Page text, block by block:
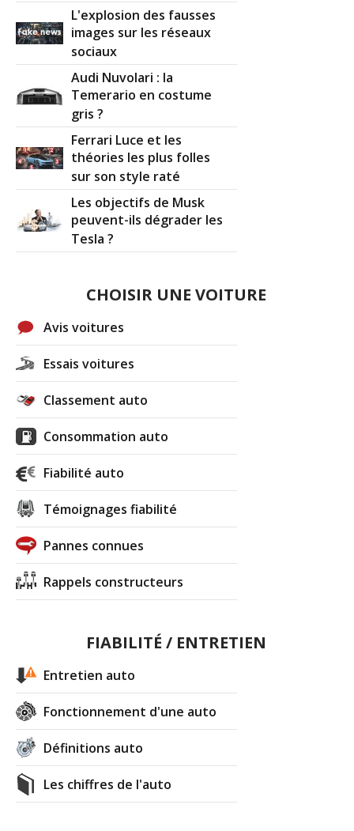
L'explosion des fausses
images sur les réseaux
sociaux
Audi Nuvolari : la
Temerario en costume
gris ?
Ferrari Luce et les
théories les plus folles
sur son style raté
Les objectifs de Musk
peuvent-ils dégrader les
Tesla ?
CHOISIR UNE VOITURE
Avis voitures
Essais voitures
Classement auto
Consommation auto
Fiabilité auto
Témoignages fiabilité
Pannes connues
Rappels constructeurs
FIABILITÉ / ENTRETIEN
Entretien auto
Fonctionnement d'une auto
Définitions auto
Les chiffres de l'auto